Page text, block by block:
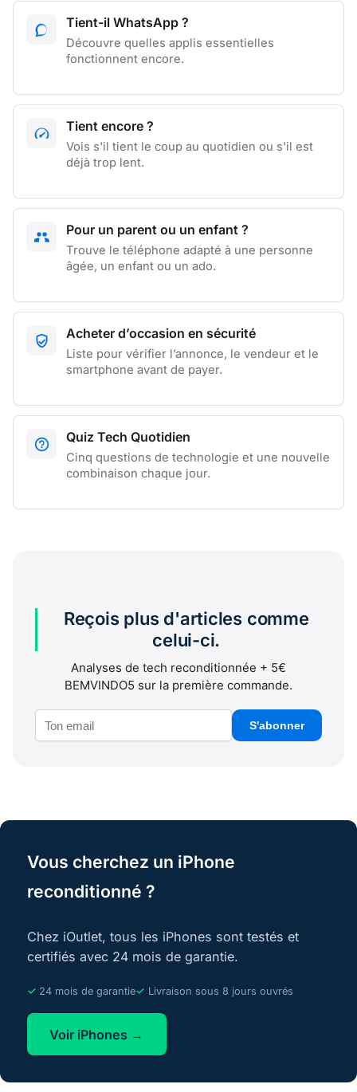
Tient-il WhatsApp ?
Découvre quelles applis essentielles
fonctionnent encore.
Tient encore ?
Vois s'il tient le coup au quotidien ou s'il est
déjà trop lent.
Pour un parent ou un enfant ?
Trouve le téléphone adapté à une personne
âgée, un enfant ou un ado.
Acheter d’occasion en sécurité
Liste pour vérifier l’annonce, le vendeur et le
smartphone avant de payer.
Quiz Tech Quotidien
Cinq questions de technologie et une nouvelle
combinaison chaque jour.
Reçois plus d'articles comme
celui-ci.
Analyses de tech reconditionnée + 5€
BEMVINDO5 sur la première commande.
S'abonner
Vous cherchez un iPhone
reconditionné ?
Chez iOutlet, tous les iPhones sont testés et
certifiés avec 24 mois de garantie.
24 mois de garantie Livraison sous 8 jours ouvrés
Voir iPhones →